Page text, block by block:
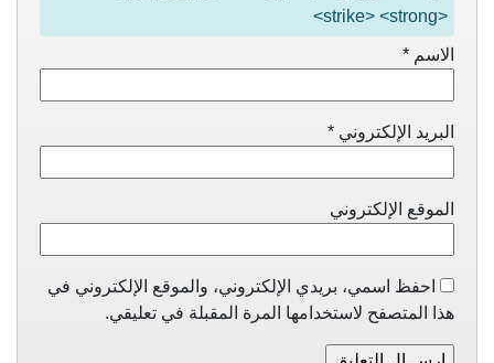
<strike> <strong>
الاسم *
البريد الإلكتروني *
الموقع الإلكتروني
احفظ اسمي، بريدي الإلكتروني، والموقع الإلكتروني في
هذا المتصفح لاستخدامها المرة المقبلة في تعليقي.